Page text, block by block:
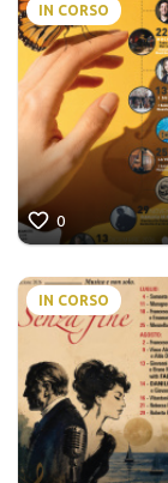
IN CORSO
0
IN CORSO